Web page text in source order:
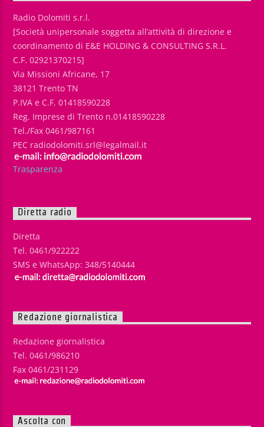
Radio Dolomiti s.r.l.
[Società unipersonale soggetta all’attività di direzione e
coordinamento di E&E HOLDING & CONSULTING S.R.L.
C.F. 02921370215]
Via Missioni Africane, 17
38121 Trento TN
P.IVA e C.F. 01418590228
Reg. Imprese di Trento n.01418590228
Tel./Fax 0461/987161
PEC radiodolomiti.srl@legalmail.it
Trasparenza
Diretta radio
Diretta
Tel. 0461/922222
SMS e WhatsApp: 348/5140444
Redazione giornalistica
Redazione giornalistica
Tel. 0461/986210
Fax 0461/231129
Ascolta con